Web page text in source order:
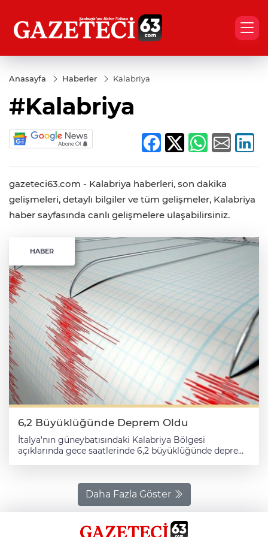
Anasayfa Haberler Kalabriya
#Kalabriya
gazeteci63.com - Kalabriya haberleri, son dakika
gelişmeleri, detaylı bilgiler ve tüm gelişmeler, Kalabriya
haber sayfasında canlı gelişmelere ulaşabilirsiniz.
HABER
6,2 Büyüklüğünde Deprem Oldu
İtalya'nın güneybatısındaki Kalabriya Bölgesi
açıklarında gece saatlerinde 6,2 büyüklüğünde deprem
Kalabriya Bölgesi'nin yaklaşık 40 kilometre açıklarında,
yerel saatle 00.12 civarında oldu. 6,2 büyüklüğündeki
deprem, 250 kilometre derinlikte kaydedildi. Yerel
basında çıkan haberlerde, güçlü sarsıntının ardından
yapılan ilk incelemelerde depremin can veya mal
Daha Fazla Göster